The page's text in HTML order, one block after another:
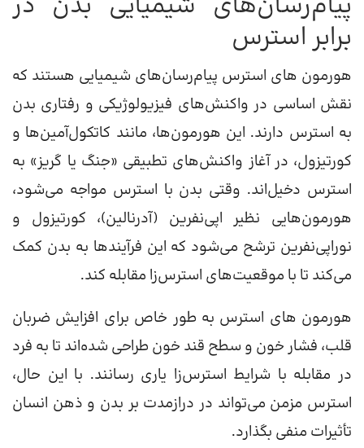
برابر استرس
هورمون های استرس پیام‌رسان‌های شیمیایی هستند که
نقش اساسی در واکنش‌های فیزیولوژیکی و رفتاری بدن
به استرس دارند. این هورمون‌ها، مانند کاتکول‌آمین‌ها و
کورتیزول، در آغاز واکنش‌های تطبیقی «جنگ یا گریز» به
استرس دخیل‌اند. وقتی بدن با استرس مواجه می‌شود،
هورمون‌هایی نظیر اپی‌نفرین (آدرنالین)، کورتیزول و
نوراپی‌نفرین ترشح می‌شود که این فرآیندها به بدن کمک
می‌کند تا با موقعیت‌های استرس‌زا مقابله کند.
هورمون های استرس به طور خاص برای افزایش ضربان
قلب، فشار خون و سطح قند خون طراحی شده‌اند تا به فرد
در مقابله با شرایط استرس‌زا یاری رسانند. با این حال،
استرس مزمن می‌تواند در درازمدت بر بدن و ذهن انسان
تأثیرات منفی بگذارد.